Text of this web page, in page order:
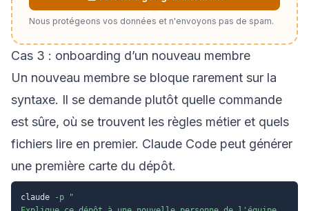
Nous protégeons vos données et n'envoyons pas de spam.
Cas 3 : onboarding d’un nouveau membre
Un nouveau membre se bloque rarement sur la
syntaxe. Il se demande plutôt quelle commande
est sûre, où se trouvent les règles métier et quels
fichiers lire en premier. Claude Code peut générer
une première carte du dépôt.
claude -p
"